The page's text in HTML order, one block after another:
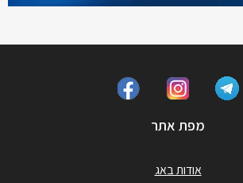
מפת אתר
אודות באג